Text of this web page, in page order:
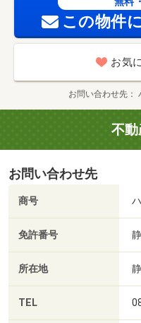
この物件
お気
お問い合わせ先
不
お問い合わせ先
商号
免許番号
所在地
TEL